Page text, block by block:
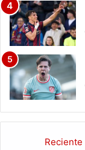
Reciente